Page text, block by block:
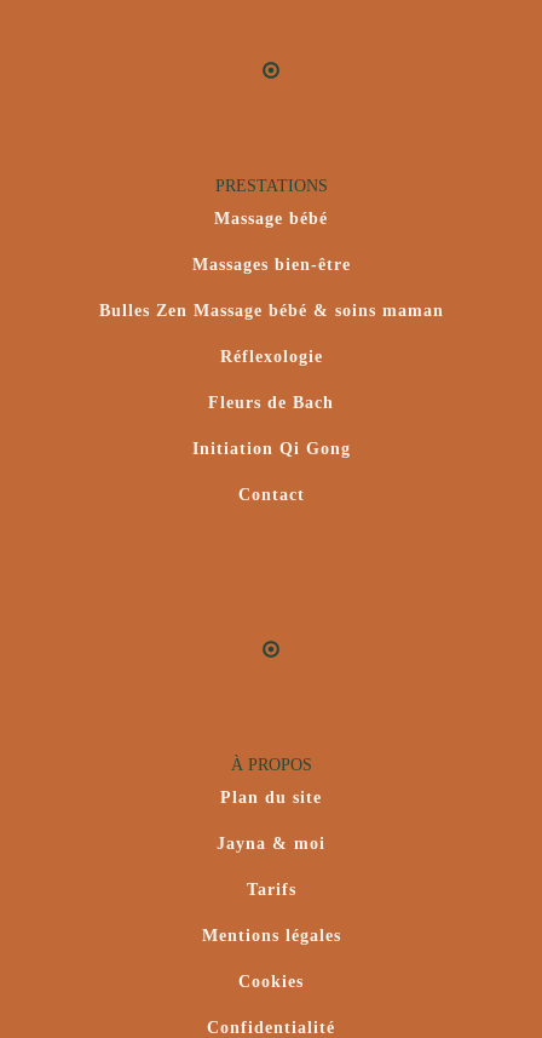
PRESTATIONS
Massage bébé
Massages bien-être
Bulles Zen Massage bébé & soins maman
Réflexologie
Fleurs de Bach
Initiation Qi Gong
Contact
À PROPOS
Plan du site
Jayna & moi
Tarifs
Mentions légales
Cookies
Confidentialité